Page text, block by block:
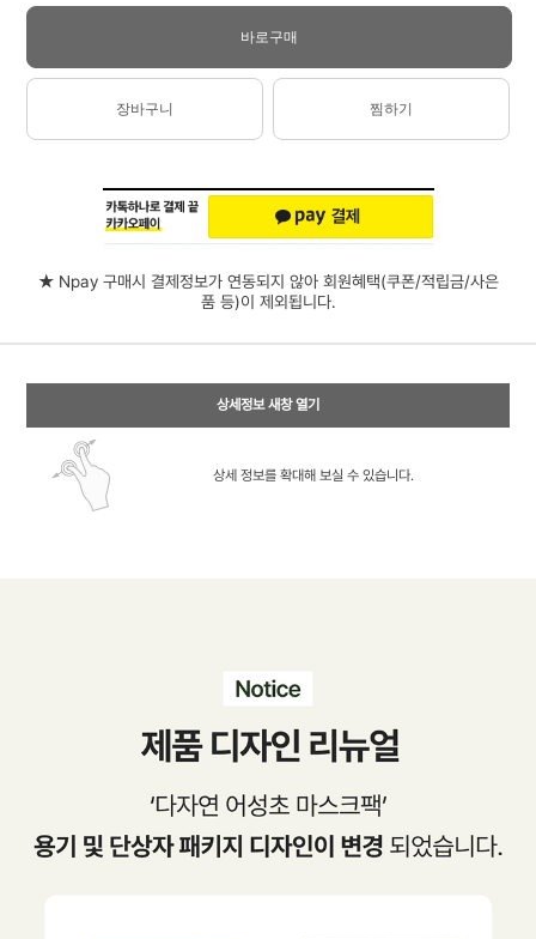
바로구매
장바구니 찜하기
★ Npay 구매시 결제정보가 연동되지 않아 회원혜택(쿠폰/적립금/사은
품 등)이 제외됩니다.
상세정보 새창 열기
상세 정보를 확대해 보실 수 있습니다.